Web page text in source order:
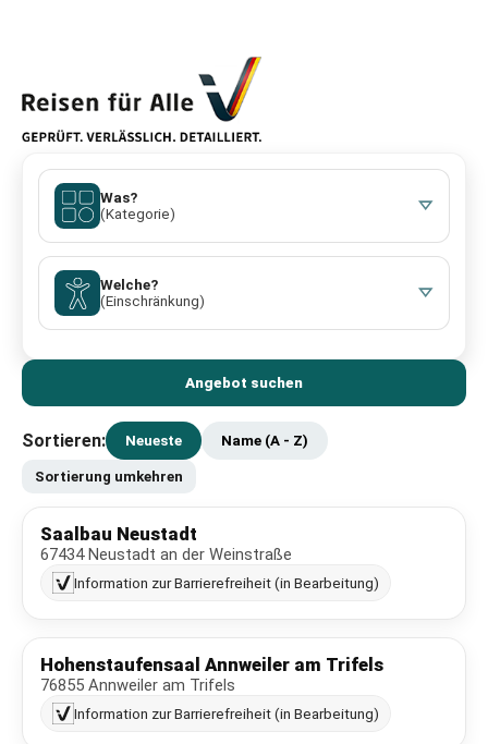
Was?
(Kategorie)
Welche?
(Einschränkung)
Angebot suchen
Sortieren: Neueste Name (A - Z)
Sortierung umkehren
Saalbau Neustadt
67434 Neustadt an der Weinstraße
Information zur Barrierefreiheit (in Bearbeitung)
Hohenstaufensaal Annweiler am Trifels
76855 Annweiler am Trifels
Information zur Barrierefreiheit (in Bearbeitung)